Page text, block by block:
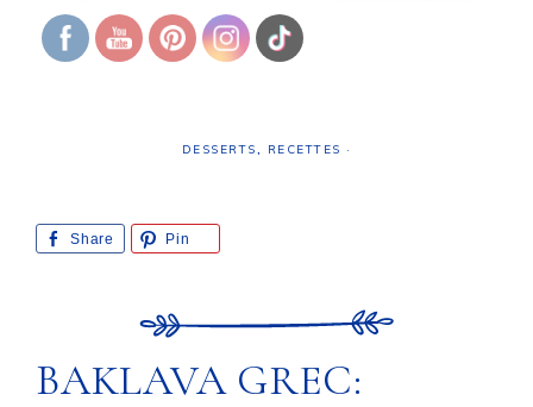
DESSERTS, RECETTES ·
Share Pin
BAKLAVA GREC: